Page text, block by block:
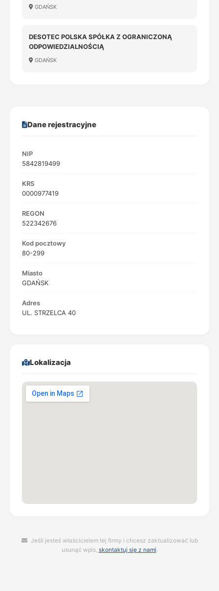
GDAŃSK
DESOTEC POLSKA SPÓŁKA Z OGRANICZONĄ
ODPOWIEDZIALNOŚCIĄ
GDAŃSK
Dane rejestracyjne
NIP
5842819499
KRS
0000977419
REGON
522342676
Kod pocztowy
80-299
Miasto
GDAŃSK
Adres
UL. STRZELCA 40
Lokalizacja
Jeśli jesteś właścicielem tej firmy i chcesz zaktualizować lub
usunąć wpis, skontaktuj się z nami.